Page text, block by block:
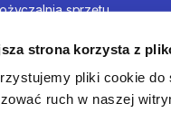
strona korzysta z
pliki cookie do
ruch w naszej
sprzętu
sprzętu do